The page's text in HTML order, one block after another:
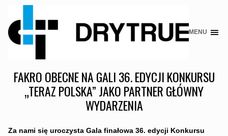
Skip
MENU
FAKRO OBECNE NA GALI 36. EDYCJI KONKURSU
„TERAZ POLSKA” JAKO PARTNER GŁÓWNY
WYDARZENIA
Za nami się uroczysta Gala finałowa 36. edycji Konkursu